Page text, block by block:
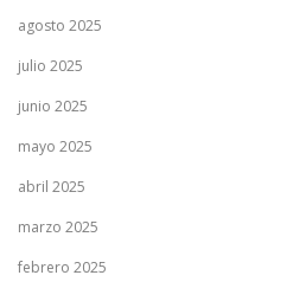
agosto 2025
julio 2025
junio 2025
mayo 2025
abril 2025
marzo 2025
febrero 2025